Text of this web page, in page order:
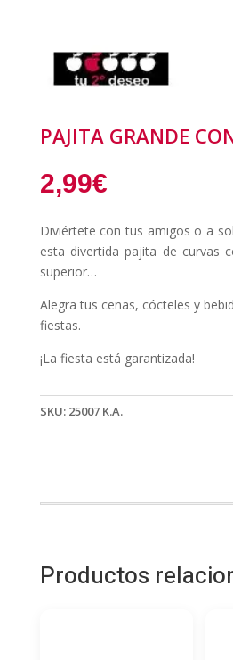
PAJITA GRANDE
2,99€
Diviértete con tus amigos o a
esta divertida pajita de curvas
superior…
Alegra tus cenas, cócteles y
fiestas.
¡La fiesta está garantizada!
SKU: 25007 K.A.
Productos